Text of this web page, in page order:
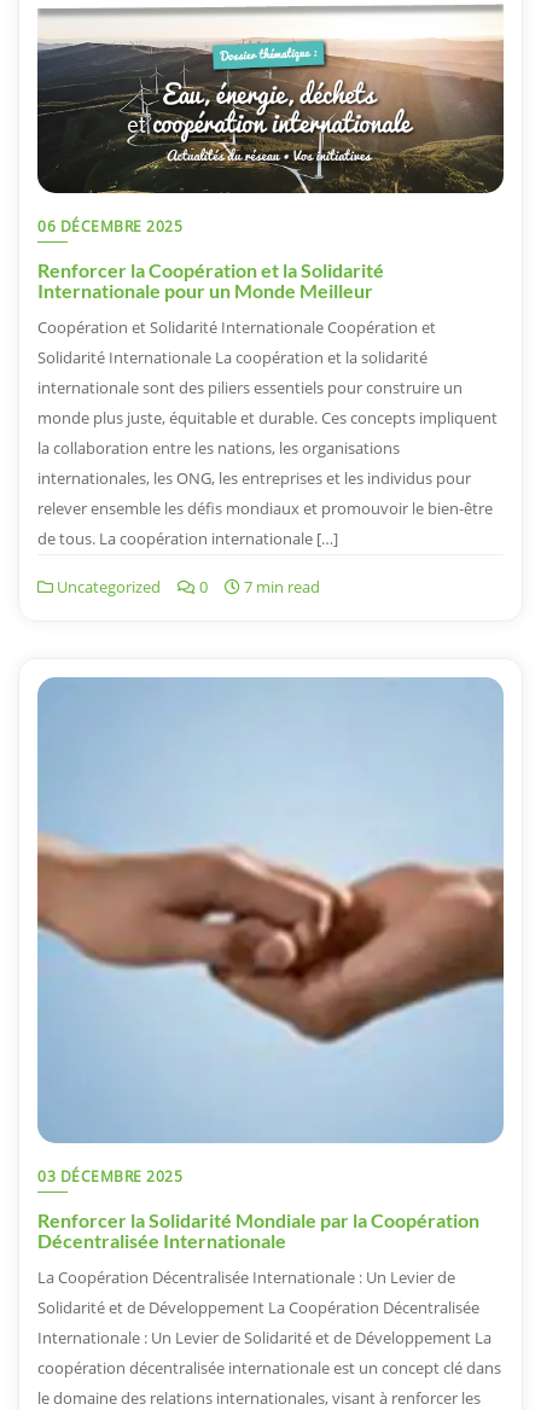
06 DÉCEMBRE 2025
Renforcer la Coopération et la Solidarité
Internationale pour un Monde Meilleur
Coopération et Solidarité Internationale Coopération et
Solidarité Internationale La coopération et la solidarité
internationale sont des piliers essentiels pour construire un
monde plus juste, équitable et durable. Ces concepts impliquent
la collaboration entre les nations, les organisations
internationales, les ONG, les entreprises et les individus pour
relever ensemble les défis mondiaux et promouvoir le bien-être
de tous. La coopération internationale […]
Uncategorized 0 7 min read
03 DÉCEMBRE 2025
Renforcer la Solidarité Mondiale par la Coopération
Décentralisée Internationale
La Coopération Décentralisée Internationale : Un Levier de
Solidarité et de Développement La Coopération Décentralisée
Internationale : Un Levier de Solidarité et de Développement La
coopération décentralisée internationale est un concept clé dans
le domaine des relations internationales, visant à renforcer les